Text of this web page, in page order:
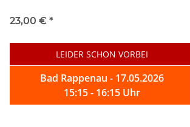
23,00 € *
LEIDER SCHON VORBEI
Bad Rappenau - 17.05.2026
15:15 - 16:15 Uhr